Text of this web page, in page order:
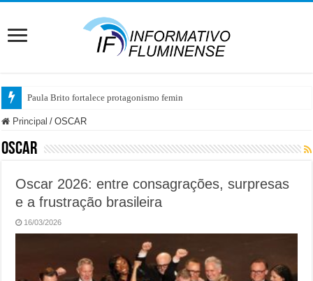
Paula Brito fortalece protagonismo feminino no se
Principal / OSCAR
OSCAR
Oscar 2026: entre consagrações, surpresas
e a frustração brasileira
16/03/2026